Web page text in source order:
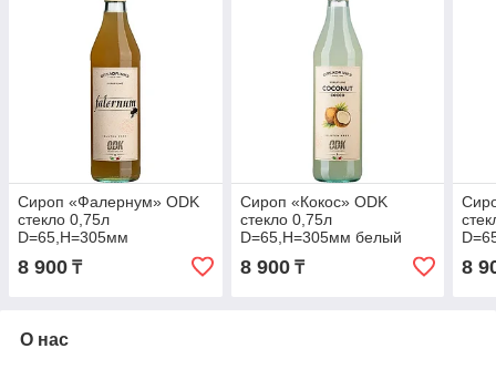
Сироп «Фалернум» ODK
стекло 0,75л
D=65,H=305мм
8 900 ₸
Сироп «Кокос» ODK
стекло 0,75л
D=65,H=305мм белый
8 900₸ 8
О нас